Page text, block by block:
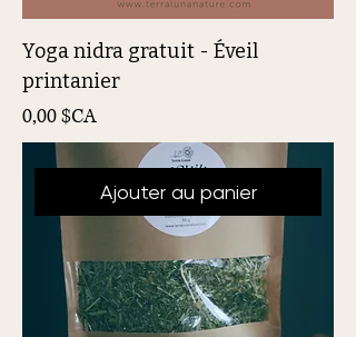
Yoga nidra gratuit - Éveil
printanier
Prix
0,00 $CA
Ajouter au panier